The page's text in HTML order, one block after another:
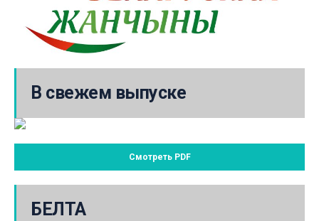
В свежем выпуске
Смотреть PDF
БЕЛТА